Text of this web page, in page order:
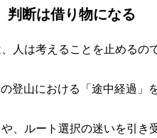
断は借り物になる
人は考えることを止めるの
登山における「途中経過」
、ルート選択の迷いを引き